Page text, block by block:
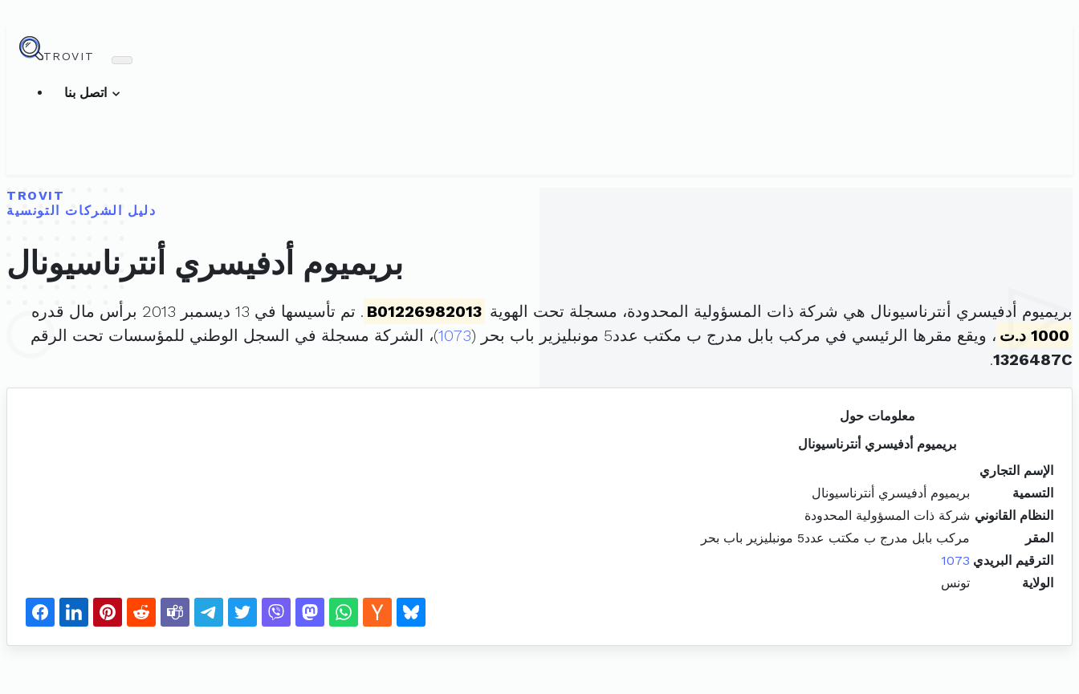
TROVIT
TROVIT
دليل الشركات التونسية
بريميوم أدفيسري أنترناسيونال
بريميوم أدفيسري أنترناسيونال هي شركة ذات المسؤولية المحدودة، مسجلة تحت الهوية B01226982013 . تم تأسيسها في 13 ديسمبر 2013 برأس مال قدره
1000 د.ت
، ويقع مقرها الرئيسي في مركب بابل مدرج ب مكتب عدد5 مونبليزير باب بحر ( 1073)، الشركة مسجلة في السجل الوطني للمؤسسات تحت الرقم
1326487C
.
معلومات حول
بريميوم أدفيسري أنترناسيونال
الإسم التجاري
التسمية
بريميوم أدفيسري أنترناسيونال
النظام القانوني شركة ذات المسؤولية المحدودة
المقر
مركب بابل مدرج ب مكتب عدد5 مونبليزير باب بحر
الترقيم البريدي 1073
الولاية
تونس